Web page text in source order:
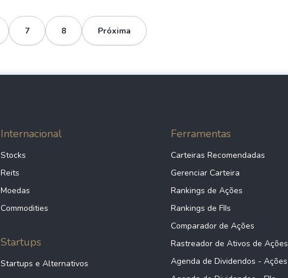
7 8 Próxima
Internacional
Stocks
Reits
Moedas
Commodities
Startups
Startups e Alternativos
Ferramentas
Carteiras Recomendadas
Gerenciar Carteira
Rankings de Ações
Rankings de FIIs
Comparador de Ações
Rastreador de Ativos de Ações
Agenda de Dividendos - Ações